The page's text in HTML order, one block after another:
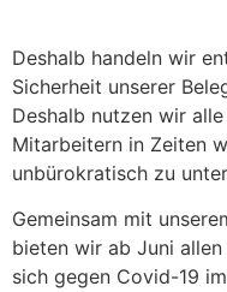
Deshalb handeln wir
Sicherheit unserer
Deshalb nutzen wir
Mitarbeitern in Zeiten
unbürokratisch zu
Gemeinsam mit
bieten wir ab Juni
sich gegen Covid-19